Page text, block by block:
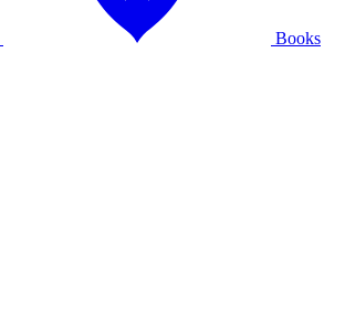
Books